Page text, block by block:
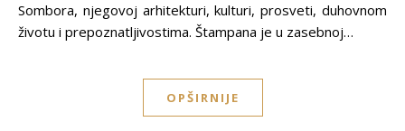
Sombora, njegovoj arhitekturi, kulturi, prosveti, duhovnom
životu i prepoznatljivostima. Štampana je u zasebnoj…
OPŠIRNIJE